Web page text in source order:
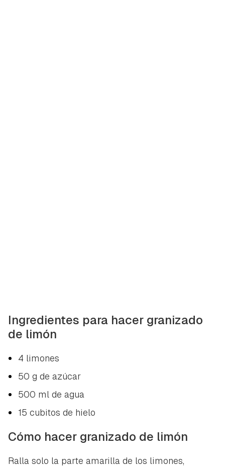
Ingredientes para hacer granizado
de limón
4 limones
50 g de azúcar
500 ml de agua
15 cubitos de hielo
Cómo hacer granizado de limón
Ralla solo la parte amarilla de los limones,